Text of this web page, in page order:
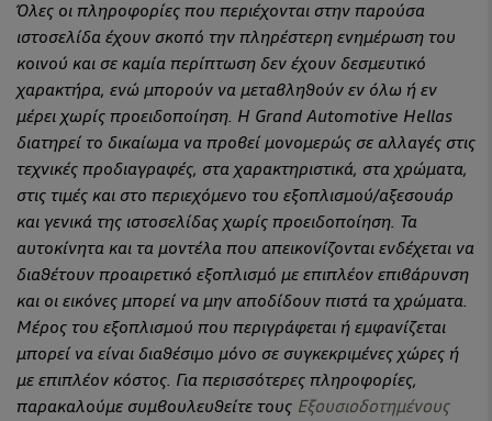
Όλες οι πληροφορίες που περιέχονται στην παρούσα
ιστοσελίδα έχουν σκοπό την πληρέστερη ενημέρωση του
κοινού και σε καμία περίπτωση δεν έχουν δεσμευτικό
χαρακτήρα, ενώ μπορούν να μεταβληθούν εν όλω ή εν
μέρει χωρίς προειδοποίηση. Η Grand Automotive Hellas
διατηρεί το δικαίωμα να προβεί μονομερώς σε αλλαγές στις
τεχνικές προδιαγραφές, στα χαρακτηριστικά, στα χρώματα,
στις τιμές και στο περιεχόμενο του εξοπλισμού/αξεσουάρ
και γενικά της ιστοσελίδας χωρίς προειδοποίηση. Τα
αυτοκίνητα και τα μοντέλα που απεικονίζονται ενδέχεται να
διαθέτουν προαιρετικό εξοπλισμό με επιπλέον επιβάρυνση
και οι εικόνες μπορεί να μην αποδίδουν πιστά τα χρώματα.
Μέρος του εξοπλισμού που περιγράφεται ή εμφανίζεται
μπορεί να είναι διαθέσιμο μόνο σε συγκεκριμένες χώρες ή
με επιπλέον κόστος. Για περισσότερες πληροφορίες,
παρακαλούμε συμβουλευθείτε τους Εξουσιοδοτημένους